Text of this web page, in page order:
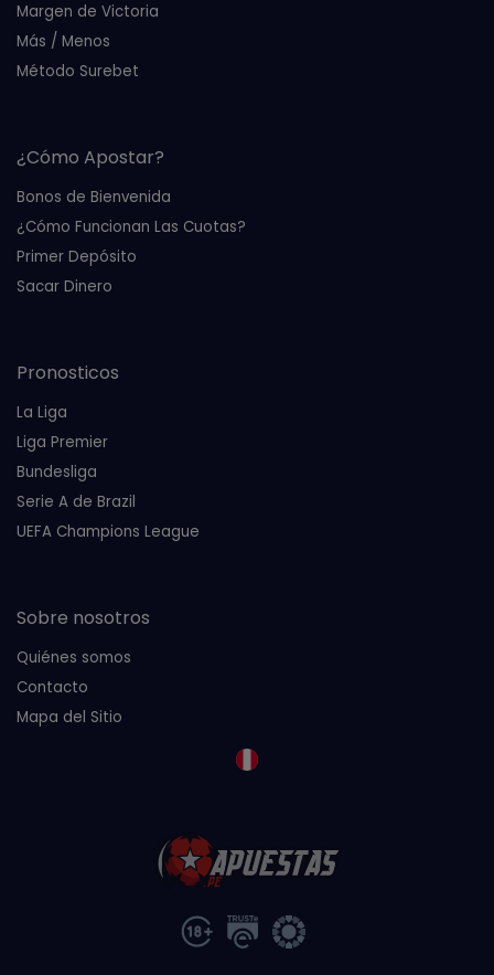
Margen de Victoria
Más / Menos
Método Surebet
¿Cómo Apostar?
Bonos de Bienvenida
¿Cómo Funcionan Las Cuotas?
Primer Depósito
Sacar Dinero
Pronosticos
La Liga
Liga Premier
Bundesliga
Serie A de Brazil
UEFA Champions League
Sobre nosotros
Quiénes somos
Contacto
Mapa del Sitio